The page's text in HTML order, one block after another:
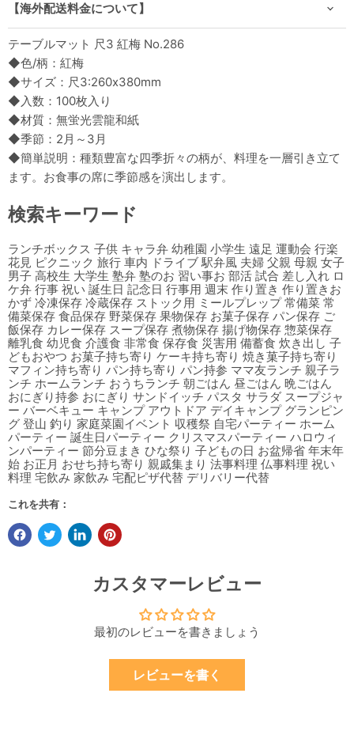
【海外配送料金について】
テーブルマット 尺3 紅梅 No.286
◆色/柄：紅梅
◆サイズ：尺3:260x380mm
◆入数：100枚入り
◆材質：無蛍光雲龍和紙
◆季節：2月～3月
◆簡単説明：種類豊富な四季折々の柄が、料理を一層引き立て
ます。お食事の席に季節感を演出します。
検索キーワード
ランチボックス 子供 キャラ弁 幼稚園 小学生 遠足 運動会 行楽
花見 ピクニック 旅行 車内 ドライブ 駅弁風 夫婦 父親 母親 女子
男子 高校生 大学生 塾弁 塾のお 習い事お 部活 試合 差し入れ ロ
ケ弁 行事 祝い 誕生日 記念日 行事用 週末 作り置き 作り置きお
かず 冷凍保存 冷蔵保存 ストック用 ミールプレップ 常備菜 常
備菜保存 食品保存 野菜保存 果物保存 お菓子保存 パン保存 ご
飯保存 カレー保存 スープ保存 煮物保存 揚げ物保存 惣菜保存
離乳食 幼児食 介護食 非常食 保存食 災害用 備蓄食 炊き出し 子
どもおやつ お菓子持ち寄り ケーキ持ち寄り 焼き菓子持ち寄り
マフィン持ち寄り パン持ち寄り パン持参 ママ友ランチ 親子ラ
ンチ ホームランチ おうちランチ 朝ごはん 昼ごはん 晩ごはん
おにぎり持参 おにぎり サンドイッチ パスタ サラダ スープジャ
ー バーベキュー キャンプ アウトドア デイキャンプ グランピン
グ 登山 釣り 家庭菜園イベント 収穫祭 自宅パーティー ホーム
パーティー 誕生日パーティー クリスマスパーティー ハロウィ
ンパーティー 節分豆まき ひな祭り 子どもの日 お盆帰省 年末年
始 お正月 おせち持ち寄り 親戚集まり 法事料理 仏事料理 祝い
料理 宅飲み 家飲み 宅配ピザ代替 デリバリー代替
これを共有：
カスタマーレビュー
最初のレビューを書きましょう
レビューを書く